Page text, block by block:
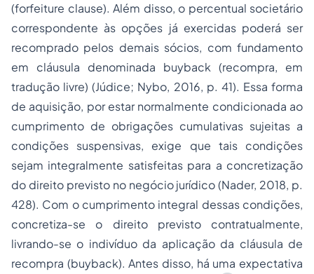
(forfeiture clause). Além disso, o percentual societário
correspondente às opções já exercidas poderá ser
recomprado pelos demais sócios, com fundamento
em cláusula denominada buyback (recompra, em
tradução livre) (Júdice; Nybo, 2016, p. 41). Essa forma
de aquisição, por estar normalmente condicionada ao
cumprimento de obrigações cumulativas sujeitas a
condições suspensivas, exige que tais condições
sejam integralmente satisfeitas para a concretização
do direito previsto no negócio jurídico (Nader, 2018, p.
428). Com o cumprimento integral dessas condições,
concretiza-se o direito previsto contratualmente,
livrando-se o indivíduo da aplicação da cláusula de
recompra (buyback). Antes disso, há uma expectativa